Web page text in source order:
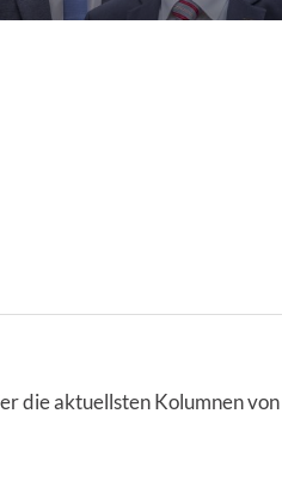
die aktuellsten Kolumnen